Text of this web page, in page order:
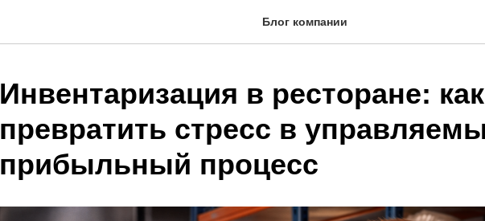
Блог компании
Инвентаризация в ресторане: как
превратить стресс в
прибыльный процесс